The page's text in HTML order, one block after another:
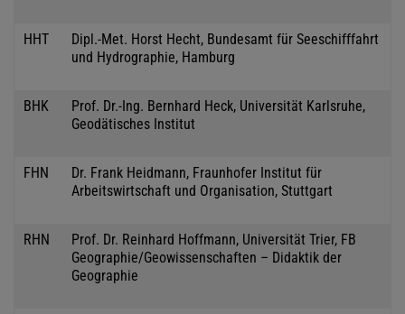
HHT
Dipl.-Met. Horst Hecht, Bundesamt für Seeschifffahrt
und Hydrographie, Hamburg
BHK
Prof. Dr.-Ing. Bernhard Heck, Universität Karlsruhe,
Geodätisches Institut
FHN
Dr. Frank Heidmann, Fraunhofer Institut für
Arbeitswirtschaft und Organisation, Stuttgart
RHN
Prof. Dr. Reinhard Hoffmann, Universität Trier, FB
Geographie/Geowissenschaften – Didaktik der
Geographie